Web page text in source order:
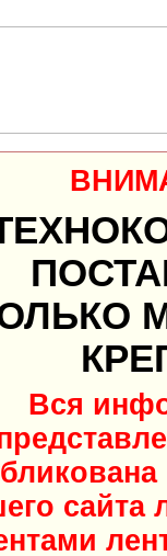
Вся
сайта